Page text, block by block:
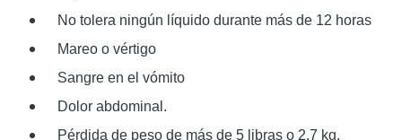
No tolera ningún líquido durante más de 12 horas
Mareo o vértigo
Sangre en el vómito
Dolor abdominal.
Pérdida de peso de más de 5 libras o 2,7 kg.